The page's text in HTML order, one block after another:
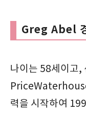
Greg Abel
나이는 58세이고,
력을 시작하여